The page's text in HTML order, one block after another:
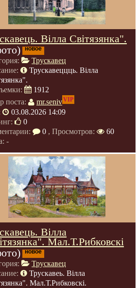
Вілла Світязянка".
новое
Трускавец
Трускавеццць. Вілла
1912
поста:
mr.senivVIP
03.08.2026 14:09
0
0 , Просмотров:
60
-
Вілла
Мал.Т.Рибковскі
новое
Трускавец
Трускавеь. Вілла
Мал.Т.Рибковскі.